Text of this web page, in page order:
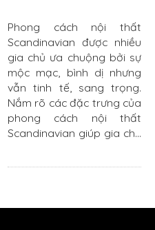
Phong cách nội thất
Scandinavian được nhiều
gia chủ ưa chuộng bởi sự
mộc mạc, bình dị nhưng
vẫn tinh tế, sang trọng.
Nắm rõ các đặc trưng của
phong cách nội thất
Scandinavian giúp gia chủ